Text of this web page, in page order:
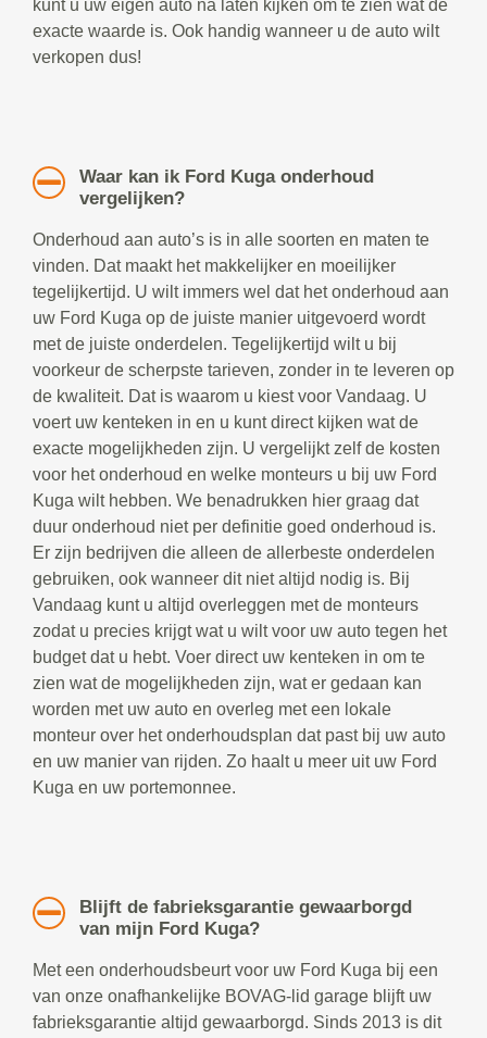
kunt u uw eigen auto na laten kijken om te zien wat de
exacte waarde is. Ook handig wanneer u de auto wilt
verkopen dus!
Waar kan ik Ford Kuga onderhoud
vergelijken?
Onderhoud aan auto’s is in alle soorten en maten te
vinden. Dat maakt het makkelijker en moeilijker
tegelijkertijd. U wilt immers wel dat het onderhoud aan
uw Ford Kuga op de juiste manier uitgevoerd wordt
met de juiste onderdelen. Tegelijkertijd wilt u bij
voorkeur de scherpste tarieven, zonder in te leveren op
de kwaliteit. Dat is waarom u kiest voor Vandaag. U
voert uw kenteken in en u kunt direct kijken wat de
exacte mogelijkheden zijn. U vergelijkt zelf de kosten
voor het onderhoud en welke monteurs u bij uw Ford
Kuga wilt hebben. We benadrukken hier graag dat
duur onderhoud niet per definitie goed onderhoud is.
Er zijn bedrijven die alleen de allerbeste onderdelen
gebruiken, ook wanneer dit niet altijd nodig is. Bij
Vandaag kunt u altijd overleggen met de monteurs
zodat u precies krijgt wat u wilt voor uw auto tegen het
budget dat u hebt. Voer direct uw kenteken in om te
zien wat de mogelijkheden zijn, wat er gedaan kan
worden met uw auto en overleg met een lokale
monteur over het onderhoudsplan dat past bij uw auto
en uw manier van rijden. Zo haalt u meer uit uw Ford
Kuga en uw portemonnee.
Blijft de fabrieksgarantie gewaarborgd
van mijn Ford Kuga?
Met een onderhoudsbeurt voor uw Ford Kuga bij een
van onze onafhankelijke BOVAG-lid garage blijft uw
fabrieksgarantie altijd gewaarborgd. Sinds 2013 is dit